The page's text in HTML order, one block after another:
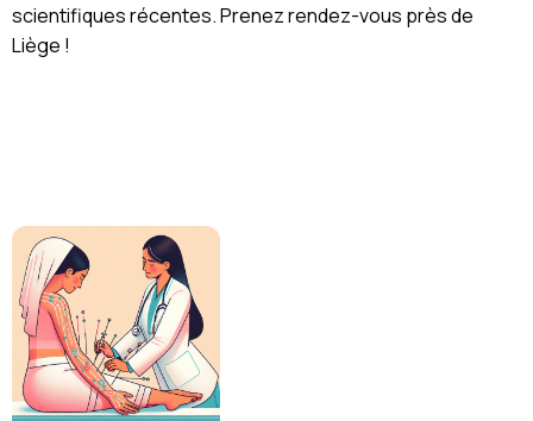
scientifiques récentes. Prenez rendez-vous près de
Liège !